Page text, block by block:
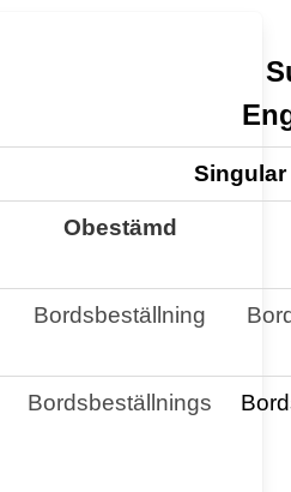
Singular
Obestämd
Bordsbeställning
Bordsbeställnings